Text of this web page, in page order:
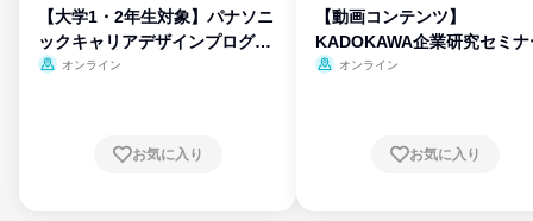
【大学1・2年生対象】パナソニ
ックキャリアデザインプログラ
ム
オンライン
お気に入り
【動画コンテンツ】
KADOKAWA企業研究セミナ
オンライン
お気に入り